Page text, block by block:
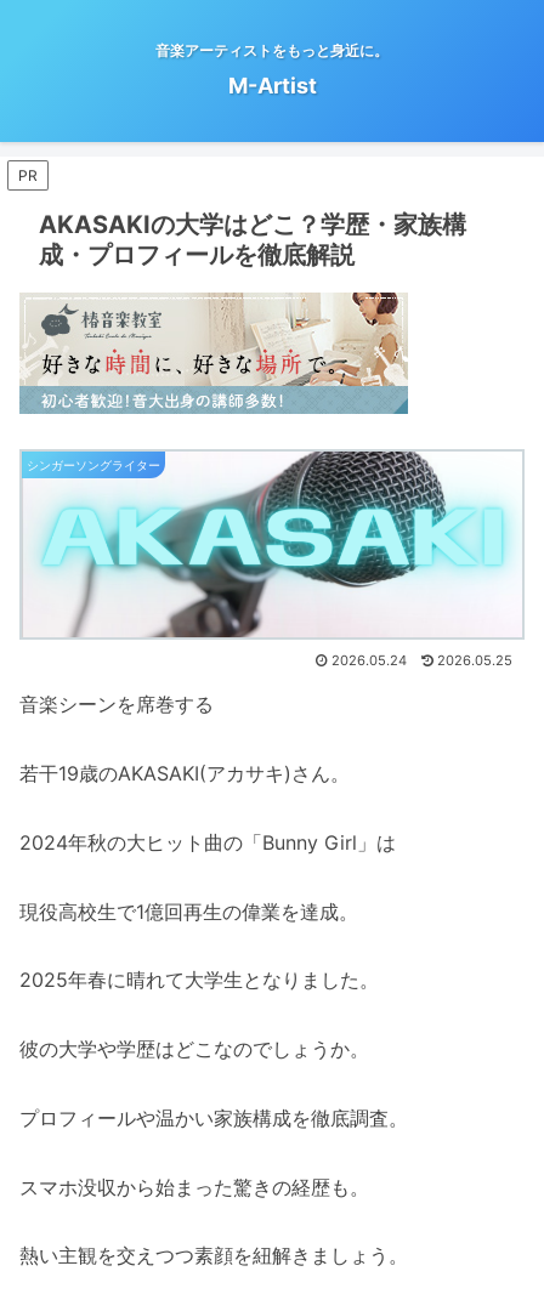
音楽アーティストをもっと身近に。
M-Artist
PR
AKASAKIの大学はどこ？学歴・家族構
成・プロフィールを徹底解説
シンガーソングライター
2026.05.24 2026.05.25
音楽シーンを席巻する
若干19歳のAKASAKI(アカサキ)さん。
2024年秋の大ヒット曲の「Bunny Girl」は
現役高校生で1億回再生の偉業を達成。
2025年春に晴れて大学生となりました。
彼の大学や学歴はどこなのでしょうか。
プロフィールや温かい家族構成を徹底調査。
スマホ没収から始まった驚きの経歴も。
熱い主観を交えつつ素顔を紐解きましょう。